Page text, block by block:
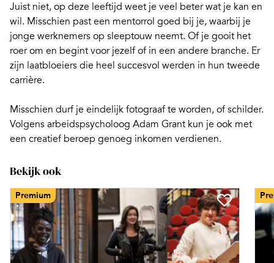
Juist niet, op deze leeftijd weet je veel beter wat je kan en
wil. Misschien past een mentorrol goed bij je, waarbij je
jonge werknemers op sleeptouw neemt. Of je gooit het
roer om en begint voor jezelf of in een andere branche. Er
zijn laatbloeiers die heel succesvol werden in hun tweede
carrière.
Misschien durf je eindelijk fotograaf te worden, of schilder.
Volgens arbeidspsycholoog Adam Grant kun je ook met
een creatief beroep genoeg inkomen verdienen.
Bekijk ook
Premium